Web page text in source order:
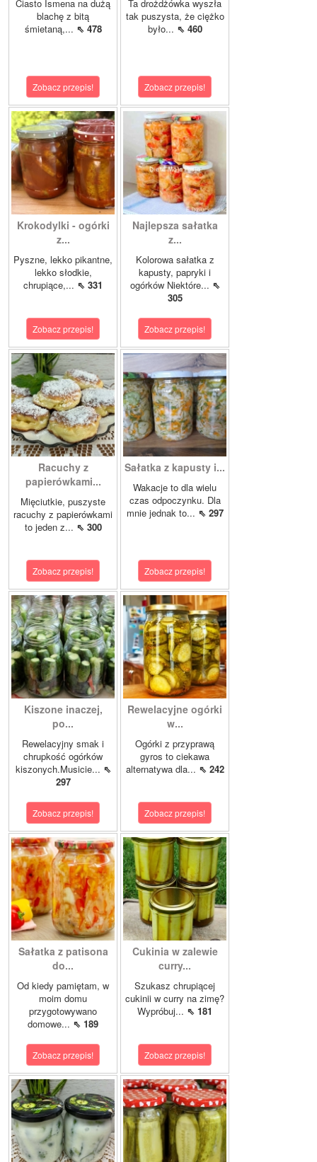
Ciasto Ismena na dużą
blachę z bitą
śmietaną,... ⇖ 478
Zobacz przepis!
Ta drożdżówka wyszła
tak puszysta, że ciężko
było... ⇖ 460
Zobacz przepis!
Krokodylki - ogórki
z...
Pyszne, lekko pikantne,
lekko słodkie,
chrupiące,... ⇖ 331
Zobacz przepis!
Najlepsza sałatka
z...
Kolorowa sałatka z
kapusty, papryki i
ogórków Niektóre... ⇖
305
Zobacz przepis!
Racuchy z
papierówkami...
Mięciutkie, puszyste
racuchy z papierówkami
to jeden z... ⇖ 300
Zobacz przepis!
Sałatka z kapusty i...
Wakacje to dla wielu
czas odpoczynku. Dla
mnie jednak to... ⇖ 297
Zobacz przepis!
Kiszone inaczej,
po...
Rewelacyjny smak i
chrupkość ogórków
kiszonych.Musicie... ⇖
297
Zobacz przepis!
Rewelacyjne ogórki
w...
Ogórki z przyprawą
gyros to ciekawa
alternatywa dla... ⇖ 242
Zobacz przepis!
Sałatka z patisona
do...
Od kiedy pamiętam, w
moim domu
przygotowywano
domowe... ⇖ 189
Zobacz przepis!
Cukinia w zalewie
curry...
Szukasz chrupiącej
cukinii w curry na zimę?
Wypróbuj... ⇖ 181
Zobacz przepis!